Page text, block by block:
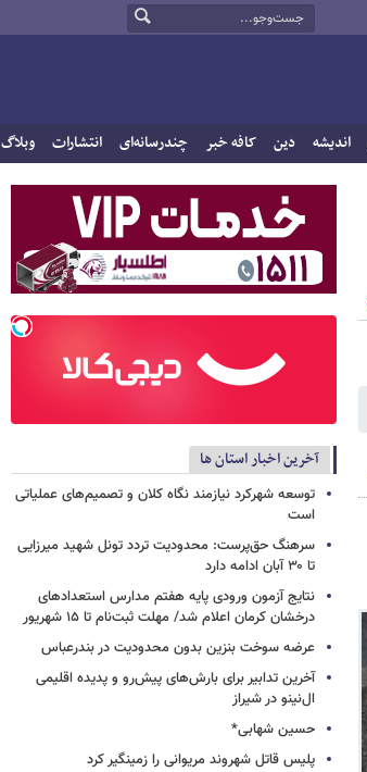
اندیشه دین کافه خبر چندرسانه‌ای انتشارات وبلاگ
آخرین اخبار استان ها
توسعه شهرکرد نیازمند نگاه کلان و تصمیم‌های عملیاتی
است
سرهنگ حق‌پرست: محدودیت تردد تونل شهید میرزایی
تا ۳۰ آبان ادامه دارد
نتایج آزمون ورودی پایه هفتم مدارس استعدادهای
درخشان کرمان اعلام شد/ مهلت ثبت‌نام تا ۱۵ شهریور
عرضه سوخت بنزین بدون محدودیت در بندرعباس
آخرین تدابیر برای بارش‌های پیش‌رو و پدیده اقلیمی
ال‌نینو در شیراز
حسین شهابی*
پلیس قاتل شهروند مریوانی را زمینگیر کرد